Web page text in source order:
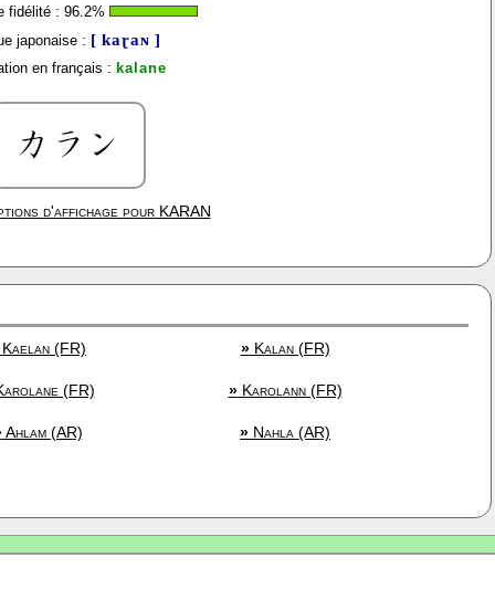
fidélité : 96.2%
japonaise : [ kaɽaɴ ]
en français : kalane
d'affichage pourKARAN
(FR) »Kalan (FR)
(FR) »Karolann (FR)
Ahlam (AR) » Nahla (AR)